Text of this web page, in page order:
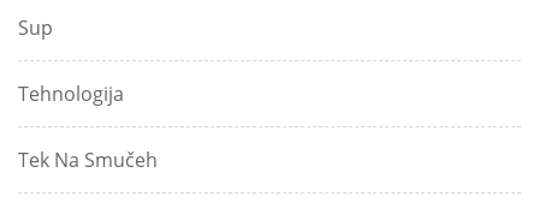
Sup
Tehnologija
Tek Na Smučeh